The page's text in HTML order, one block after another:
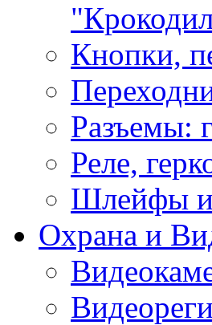
Кнопки,
Разъемы:
Реле,
Шлейфы и
Охрана и